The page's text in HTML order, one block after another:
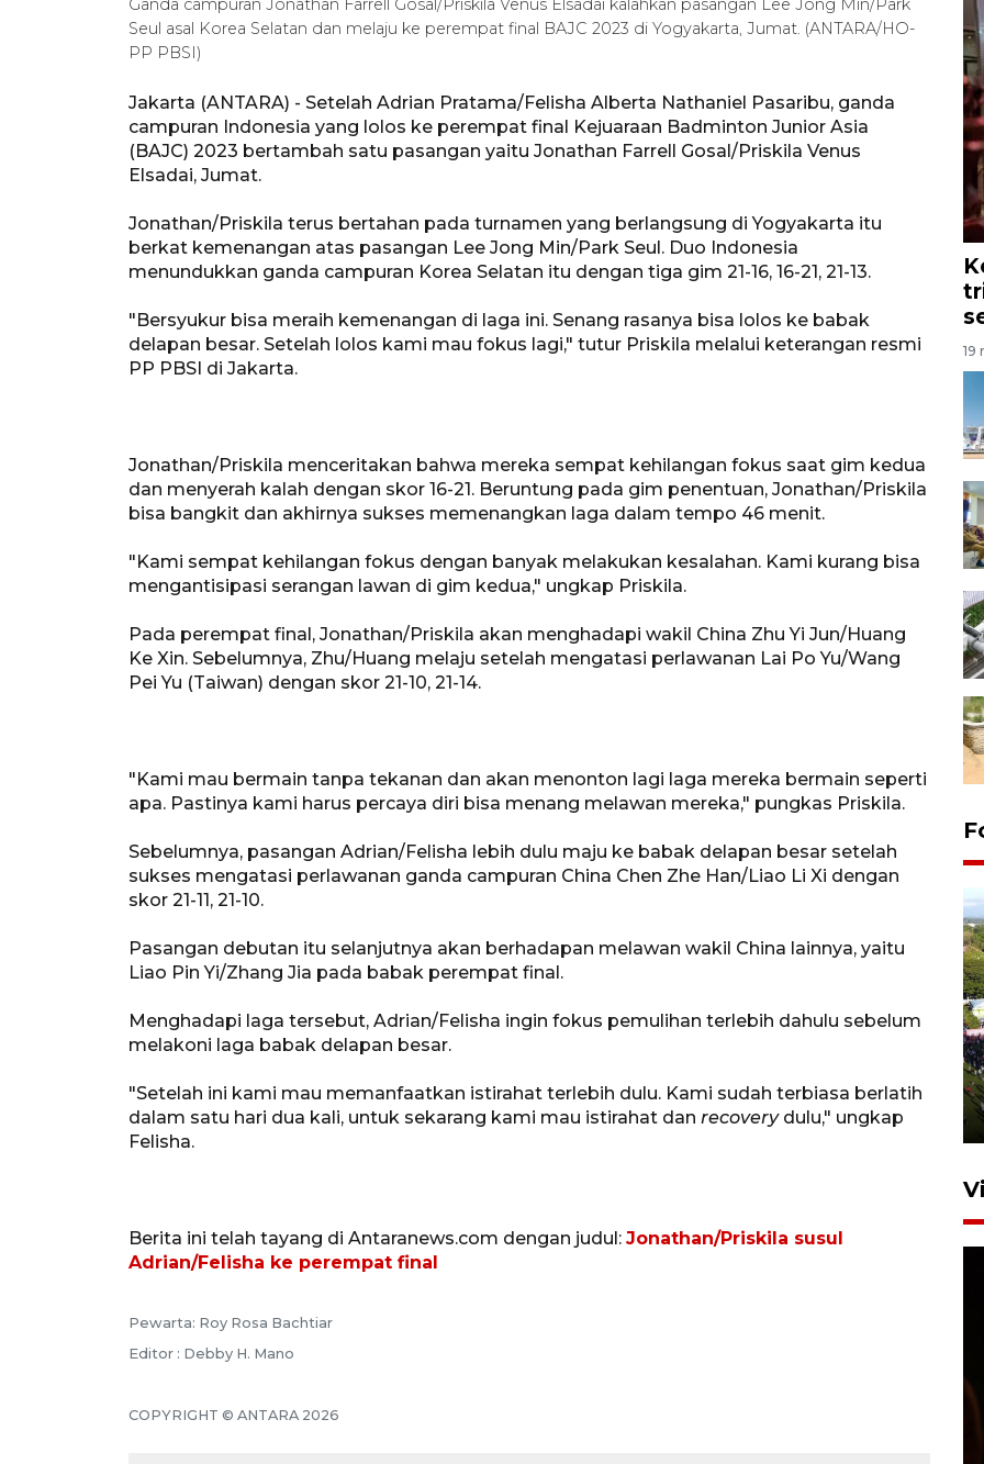
Ganda campuran Jonathan Farrell Gosal/Priskila Venus Elsadai kalahkan pasangan Lee Jong Min/Park
Seul asal Korea Selatan dan melaju ke perempat final BAJC 2023 di Yogyakarta, Jumat. (ANTARA/HO-
PP PBSI)
Jakarta (ANTARA) - Setelah Adrian Pratama/Felisha Alberta Nathaniel Pasaribu, ganda
campuran Indonesia yang lolos ke perempat final Kejuaraan Badminton Junior Asia
(BAJC) 2023 bertambah satu pasangan yaitu Jonathan Farrell Gosal/Priskila Venus
Elsadai, Jumat.
Jonathan/Priskila terus bertahan pada turnamen yang berlangsung di Yogyakarta itu
berkat kemenangan atas pasangan Lee Jong Min/Park Seul. Duo Indonesia
menundukkan ganda campuran Korea Selatan itu dengan tiga gim 21-16, 16-21, 21-13.
"Bersyukur bisa meraih kemenangan di laga ini. Senang rasanya bisa lolos ke babak
delapan besar. Setelah lolos kami mau fokus lagi," tutur Priskila melalui keterangan resmi
PP PBSI di Jakarta.
Jonathan/Priskila menceritakan bahwa mereka sempat kehilangan fokus saat gim kedua
dan menyerah kalah dengan skor 16-21. Beruntung pada gim penentuan, Jonathan/Priskila
bisa bangkit dan akhirnya sukses memenangkan laga dalam tempo 46 menit.
"Kami sempat kehilangan fokus dengan banyak melakukan kesalahan. Kami kurang bisa
mengantisipasi serangan lawan di gim kedua," ungkap Priskila.
Pada perempat final, Jonathan/Priskila akan menghadapi wakil China Zhu Yi Jun/Huang
Ke Xin. Sebelumnya, Zhu/Huang melaju setelah mengatasi perlawanan Lai Po Yu/Wang
Pei Yu (Taiwan) dengan skor 21-10, 21-14.
"Kami mau bermain tanpa tekanan dan akan menonton lagi laga mereka bermain seperti
apa. Pastinya kami harus percaya diri bisa menang melawan mereka," pungkas Priskila.
Sebelumnya, pasangan Adrian/Felisha lebih dulu maju ke babak delapan besar setelah
sukses mengatasi perlawanan ganda campuran China Chen Zhe Han/Liao Li Xi dengan
skor 21-11, 21-10.
Pasangan debutan itu selanjutnya akan berhadapan melawan wakil China lainnya, yaitu
Liao Pin Yi/Zhang Jia pada babak perempat final.
Menghadapi laga tersebut, Adrian/Felisha ingin fokus pemulihan terlebih dahulu sebelum
melakoni laga babak delapan besar.
"Setelah ini kami mau memanfaatkan istirahat terlebih dulu. Kami sudah terbiasa berlatih
dalam satu hari dua kali, untuk sekarang kami mau istirahat dan recoverydulu," ungkap
Felisha.
Berita ini telah tayang di Antaranews.com dengan judul: Jonathan/Priskila susul
Adrian/Felisha ke perempat final
Pewarta: Roy Rosa Bachtiar
Editor : Debby H. Mano
COPYRIGHT © ANTARA 2026
19
UPACARA HUT KE-78
GORONTALO
17 Agustus 2023 15:58